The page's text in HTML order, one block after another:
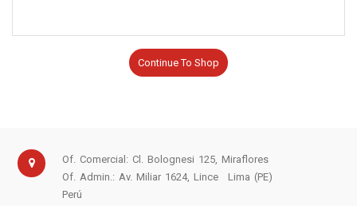
Continue To Shop
Of. Comercial: Cl. Bolognesi 125, Miraflores
Of. Admin.: Av. Miliar 1624, Lince
Lima (PE)
Perú